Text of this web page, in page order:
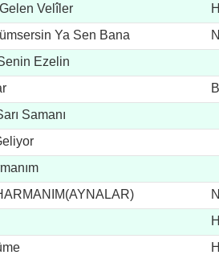
Velîler
Ya Sen Bana
Ezelin
Samanı